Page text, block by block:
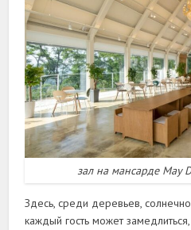
зал на мансарде May
Здесь, среди деревьев,
каждый гость может